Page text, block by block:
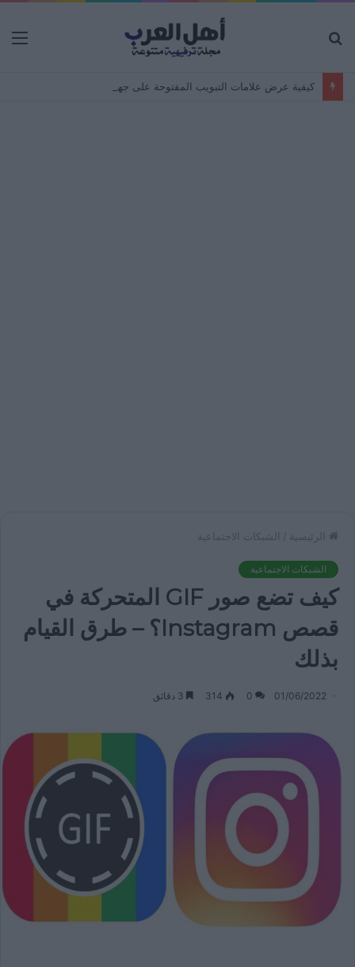
الرئيسية / الشبكات الاجتماعية
الشبكات الاجتماعية
كيف تضع صور GIF المتحركة في
قصص Instagram؟ – طرق القيام
بذلك
01/06/2022
0
314